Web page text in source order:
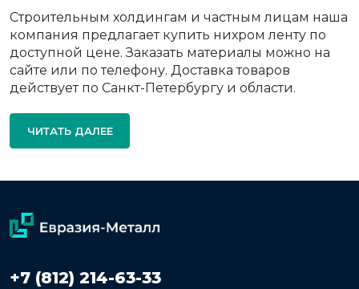
Строительным холдингам и частным лицам наша
компания предлагает купить нихром ленту по
доступной цене. Заказать материалы можно на
сайте или по телефону. Доставка товаров
действует по Санкт-Петербургу и области.
ЧИТАТЬ ДАЛЕЕ
+7 (812) 214-63-33